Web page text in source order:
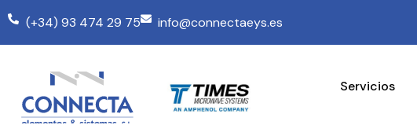
(+34) 93 474 29 75 info@connectaeys.es
Servicios